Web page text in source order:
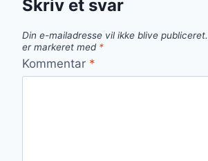
Skriv et svar
Din e-mailadresse vil ikke blive publiceret.
er markeret med *
Kommentar *